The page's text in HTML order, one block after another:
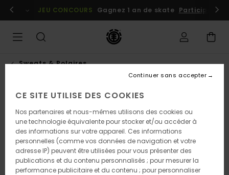
l'information
Se connecter / s'inscrire
JEU CONCOURS Gagnez 1 an de skate Participez
Sweats & Polaires
CE SITE UTILISE DES COOKIES
Nos partenaires et nous-mêmes utilisons des cookies ou
une technologie équivalente pour stocker et/ou accéder à
des informations sur votre appareil. Ces informations
personnelles (comme vos données de navigation et votre
adresse IP) peuvent être utilisées pour vous présenter des
publications et du contenu personnalisés ; pour mesurer la
performance publicitaire et du contenu ; pour personnaliser
Continuer sans accepter